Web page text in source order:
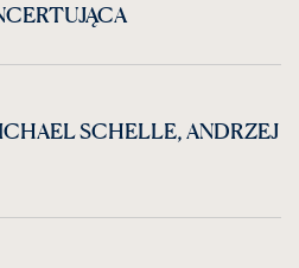
SCHELLE, ANDRZEJ